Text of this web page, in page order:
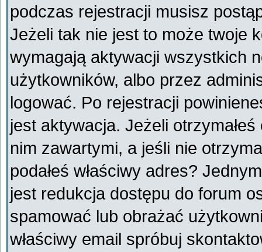
podczas rejestracji musisz
Jeżeli tak nie jest to może twoje
wymagają aktywacji wszystkich
użytkowników, albo przez
logować. Po rejestracji
jest aktywacja. Jeżeli
nim zawartymi, a jeśli nie
podałeś właściwy adres?
jest redukcja dostępu do forum
spamować lub obrażać
właściwy email spróbuj